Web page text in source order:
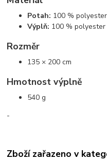
Potah: 100 %
Výplň: 100 %
Rozměr
135 × 200 cm
Hmotnost výplně
540 g
-
Zboží zařazeno v